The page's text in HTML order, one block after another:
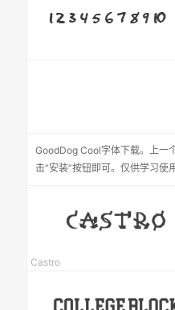
GoodDog Cool字体下载。 上一
击“安装”按钮即可。仅供学习使
Castro